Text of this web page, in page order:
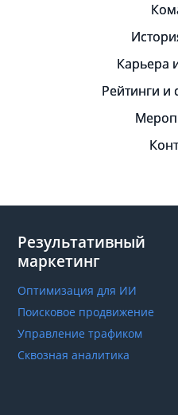
Карьера
Рейтинги и
Результативный
маркетинг
Оптимизация для ИИ
Поисковое продвижение
Управление трафиком
Сквозная аналитика